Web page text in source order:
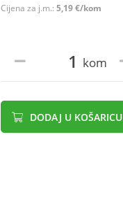
Cijena za j.m.: 5,19 €/kom
kom
DODAJ U KOŠARICU